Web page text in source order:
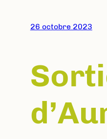
26 octobre 2023